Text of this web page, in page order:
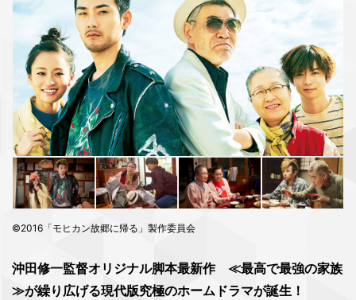
©2016「モヒカン故郷に帰る」製作委員会
沖田修一監督オリジナル脚本最新作 ≪最高で最強の家族
≫が繰り広げる現代版究極のホームドラマが誕生！